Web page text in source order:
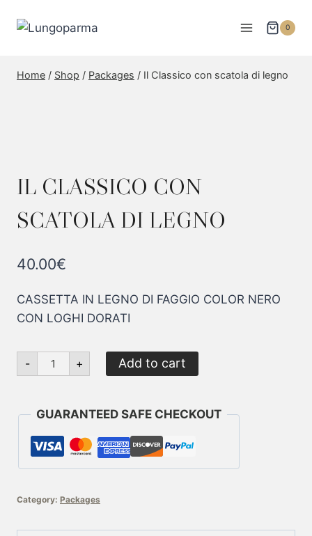
0
Home / Shop / Packages / Il Classico con scatola di legno
IL CLASSICO CON
SCATOLA DI LEGNO
40.00€
CASSETTA IN LEGNO DI FAGGIO COLOR NERO
CON LOGHI DORATI
-
Il
Classico
con
legno
+ Add to cart
GUARANTEED SAFE CHECKOUT
Category: Packages